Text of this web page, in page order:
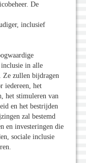
De
inclusief
inclusie in alle
Ze zullen bijdragen
iedereen, het
het stimuleren van
en het bestrijden
zal bestemd
en investeringen die
sociale inclusie